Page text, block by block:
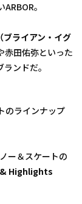
。
ライアン・イグ
赤田佑弥といった
ンドだ。
のラインナップ
ー＆スケートの
& Highlights